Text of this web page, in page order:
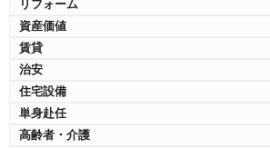
リフォーム
資産価値
賃貸
治安
住宅設備
単身赴任
高齢者・介護